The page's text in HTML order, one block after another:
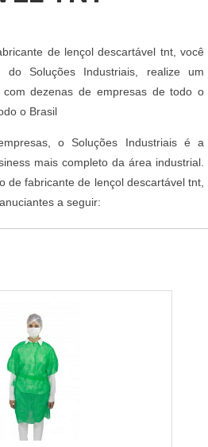
de lençol descartável tnt, você
Soluções Industriais, realize um
com dezenas de empresas de todo o
o Brasil
o Soluções Industriais é a
mais completo da área industrial.
de fabricante de lençol descartável tnt,
a seguir: